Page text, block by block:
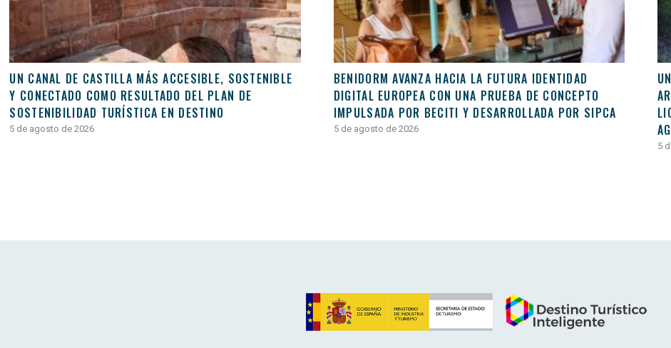
UN CANAL DE CASTILLA MÁS ACCESIBLE, SOSTENIBLE
Y CONECTADO COMO RESULTADO DEL PLAN DE
SOSTENIBILIDAD TURÍSTICA EN DESTINO
5 de agosto de 2026
BENIDORM AVANZA HACIA LA FUTURA IDENTIDAD
DIGITAL EUROPEA CON UNA PRUEBA DE CONCEPTO
IMPULSADA POR BECITI Y DESARROLLADA POR SIPCA
5 de agosto de 2026
5